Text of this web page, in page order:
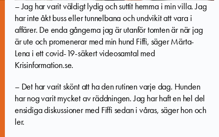
– Jag har varit väldigt lydig och suttit hemma i min villa. Jag
har inte åkt buss eller tunnelbana och undvikit att vara i
affärer. De enda gångerna jag är utanför tomten är när jag
är ute och promenerar med min hund Fiffi, säger Märta-
Lena i ett covid-19-säkert videosamtal med
Krisinformation.se.
– Det har varit skönt att ha den rutinen varje dag. Hunden
har nog varit mycket av räddningen. Jag har haft en hel del
ensidiga diskussioner med Fiffi sedan i våras, säger hon och
ler.